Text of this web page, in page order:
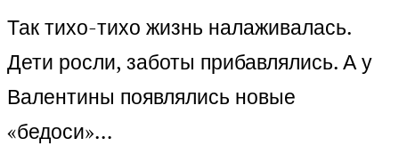
Так тихо-тихо жизнь налаживалась.
Дети росли, заботы прибавлялись. А у
Валентины появлялись новые
«бедоси»…